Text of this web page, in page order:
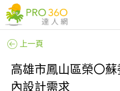
上一頁
高雄市鳳山區榮〇蘇
內設計需求